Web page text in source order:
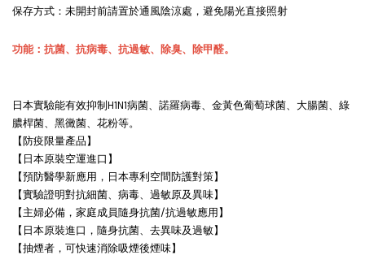
保存方式：未開封前請置於通風陰涼處，避免陽光直接照射
功能：抗菌、抗病毒、抗過敏、除臭、除甲醛。
日本實驗能有效抑制H1N1病菌、諾羅病毒、金黃色葡萄球菌、大腸菌、綠
膿桿菌、黑黴菌、花粉等。
【防疫限量產品】
【日本原裝空運進口】
【預防醫學新應用，日本專利空間防護對策】
【實驗證明對抗細菌、病毒、過敏原及異味】
【主婦必備，家庭成員隨身抗菌/抗過敏應用】
【日本原裝進口，隨身抗菌、去異味及過敏】
【抽煙者，可快速消除吸煙後煙味】